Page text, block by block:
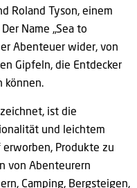
Roland Tyson, einem
Name „Sea to
Abenteuer wider, von
Gipfeln, die Entdecker
können.
ist die
und leichtem
erworben, Produkte zu
von Abenteurern
Camping, Bergsteigen,